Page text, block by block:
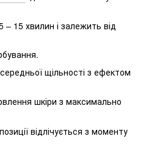
– 15 хвилин і залежить від
щільності з ефектом
шкіри з максимально
відлічується з моменту